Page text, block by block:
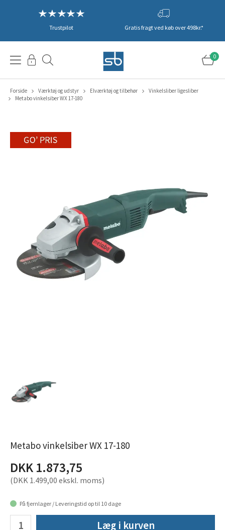
Trustpilot Gratis fragt ved køb over 498kr.*
0
Forside Værktøj og udstyr Elværktøj og tilbehør
Vinkelsliber ligesliber
Metabo vinkelsiber WX 17-180
Metabo vinkelsiber WX 17-180
DKK 1.873,75
(DKK 1.499,00 ekskl. moms)
På fjernlager / Leveringstid op til 10 dage
Læg i kurven